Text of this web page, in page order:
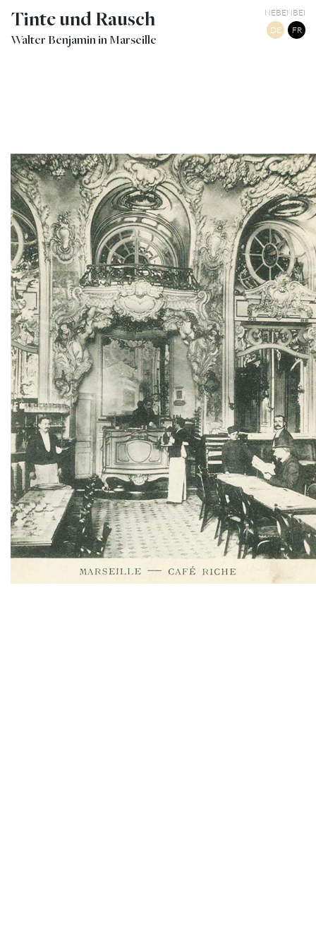
Tinte und Rausch
Walter Benjamin in Marseille
NEBENBEI
DE
FR
MARSEILLE INTÉRIEUR CAFÉ RICHE
TWITTER TUMBLR PINTEREST